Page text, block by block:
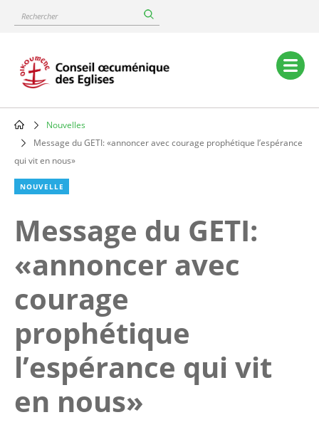
content
Rechercher
Main
navigation
Breadcrumb
Nouvelles
Message du GETI: «annoncer avec courage prophétique l’espérance
qui vit en nous»
NOUVELLE
Message du GETI:
«annoncer avec
courage
prophétique
l’espérance qui vit
en nous»